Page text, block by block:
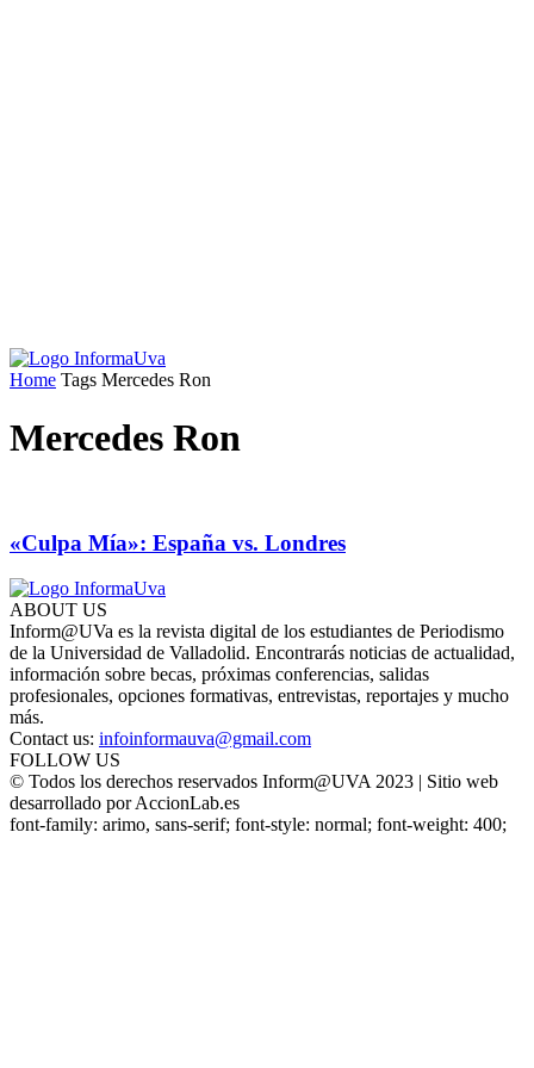
Home Tags Mercedes Ron
Mercedes Ron
«Culpa Mía»: España vs. Londres
ABOUT US
Inform@UVa es la revista digital de los estudiantes de Periodismo
de la Universidad de Valladolid. Encontrarás noticias de actualidad,
información sobre becas, próximas conferencias, salidas
profesionales, opciones formativas, entrevistas, reportajes y mucho
más.
Contact us: infoinformauva@gmail.com
FOLLOW US
© Todos los derechos reservados Inform@UVA 2023 | Sitio web
desarrollado por AccionLab.es
font-family: arimo, sans-serif; font-style: normal; font-weight: 400;